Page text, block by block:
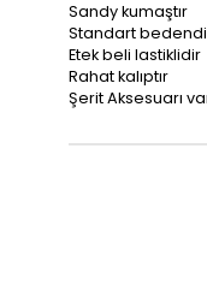
Sandy kumaştır
Standart
Etek beli lastiklidir
Rahat kalıptır
Şerit Aksesuarı